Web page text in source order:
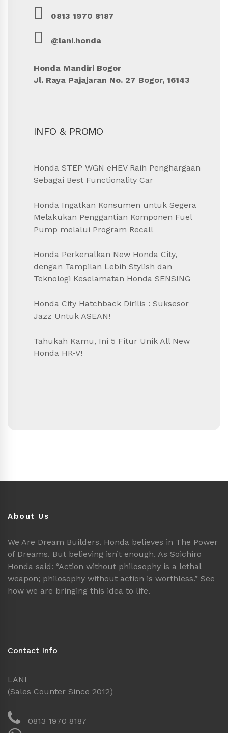
0813 1970 8187
@lani.honda
Honda Mandiri Bogor
Jl. Raya Pajajaran No. 27 Bogor, 16143
INFO & PROMO
Honda STEP WGN eHEV Raih Penghargaan
Sebagai Best Functionality Car
Honda Ingatkan Konsumen untuk Segera
Melakukan Penggantian Komponen Fuel
Pump melalui Program Recall
Honda Perkenalkan New Honda City,
dengan Tampilan Lebih Stylish dan
Teknologi Keselamatan Honda SENSING
Honda City Hatchback Dirilis : Suksesor
Jazz Untuk ASEAN!
Tahukah Kamu, Ini 5 Fitur Unik All New
Honda HR-V!
About Us
We Are Dream Builders. Honda believes in The Power
of Dreams. But believing isn’t enough. As Soichiro
Honda said: “Action without philosophy is a lethal
weapon; philosophy without action is worthless.” See
how we are bringing this idea to life.
Contact Info
LANI
(Sales Counter Since 2012)
0813 1970 8187